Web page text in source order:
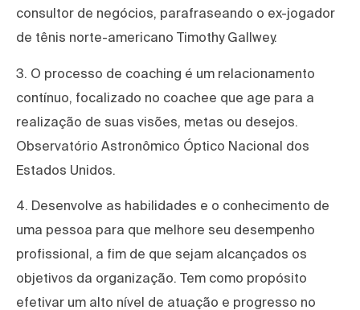
consultor de negócios, parafraseando o ex-jogador
de tênis norte-americano Timothy Gallwey.
3. O processo de coaching é um relacionamento
contínuo, focalizado no coachee que age para a
realização de suas visões, metas ou desejos.
Observatório Astronômico Óptico Nacional dos
Estados Unidos.
4. Desenvolve as habilidades e o conhecimento de
uma pessoa para que melhore seu desempenho
profissional, a fim de que sejam alcançados os
objetivos da organização. Tem como propósito
efetivar um alto nível de atuação e progresso no